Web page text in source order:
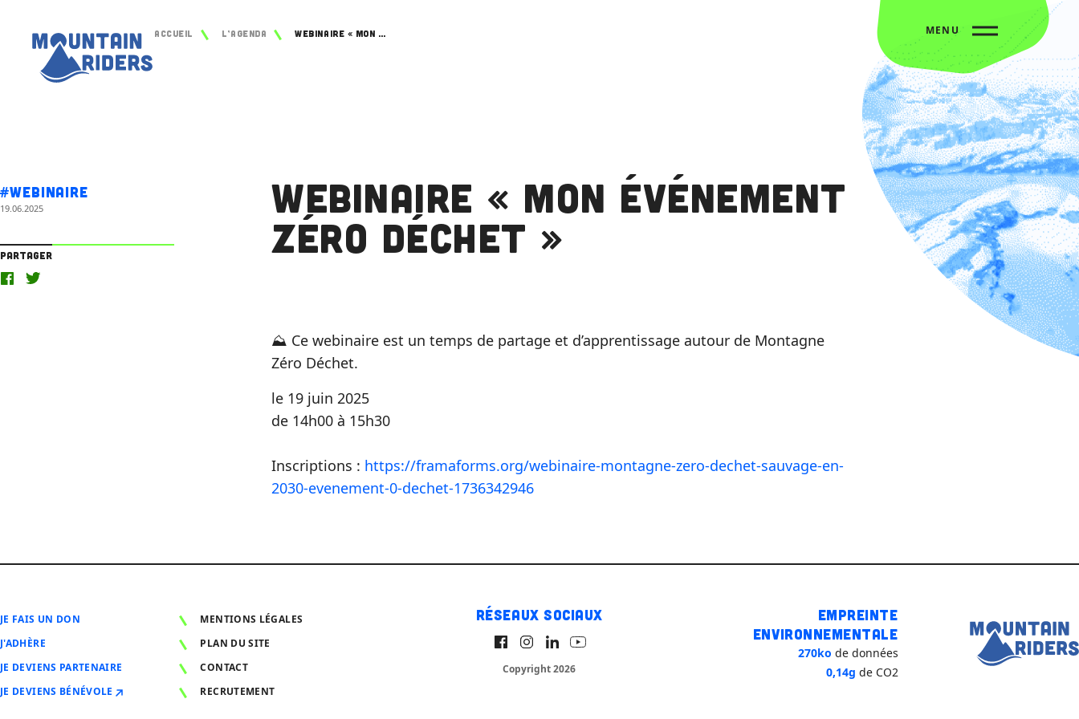
Accueil L’agenda Webinaire « Mon événement Zéro déchet » MENU
#Webinaire
19.06.2025
Partager
Webinaire « Mon événement
Zéro déchet »
⛰️ Ce webinaire est un temps de partage et d’apprentissage autour de Montagne
Zéro Déchet.
le 19 juin 2025
de 14h00 à 15h30
Inscriptions : https://framaforms.org/webinaire-montagne-zero-dechet-sauvage-en-
2030-evenement-0-dechet-1736342946
JE FAIS UN DON
J'ADHÈRE
JE DEVIENS PARTENAIRE
JE DEVIENS BÉNÉVOLE
MENTIONS LÉGALES
PLAN DU SITE
CONTACT
RECRUTEMENT
Réseaux sociaux
Copyright 2026
Empreinte
environnementale
270ko de données
0,14g de CO2